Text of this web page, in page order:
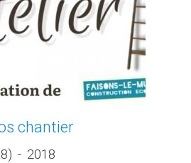
chantier
- 2018